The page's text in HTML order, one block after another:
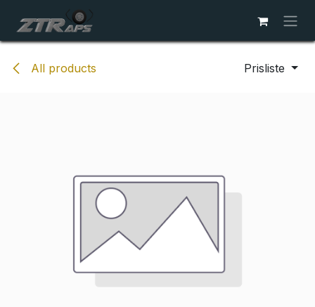
All products Prisliste